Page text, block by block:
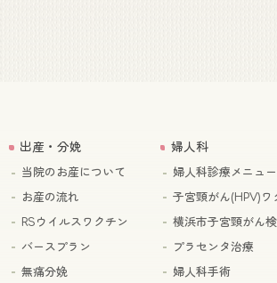
出産・分娩
当院のお産について
お産の流れ
RSウイルスワクチン
バースプラン
無痛分娩
婦人科
婦人科診療メニュー
子宮頸がん(HPV)ワ
横浜市子宮頸がん
プラセンタ治療
婦人科手術